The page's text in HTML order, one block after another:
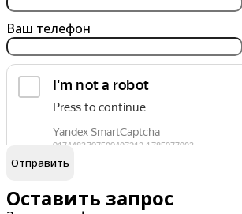
Архангельск
Астрахань
Ачинск
Бийск
Благовещенск
Борисоглебск
Братск
Брянск
В
Великий Новгород
Ваш телефон
Я согласен наобработку персональных данных
Оставить запрос